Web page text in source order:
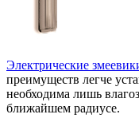
Электрические
преимуществ легче
необходима лишь
ближайшем радиусе.